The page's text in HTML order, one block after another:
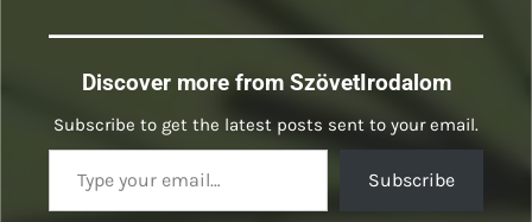
Discover more from SzövetIrodalom
Subscribe to get the latest posts sent to your email.
Type your email…
Subscribe